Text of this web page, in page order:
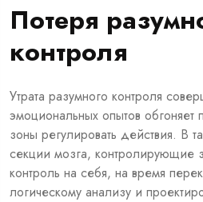
Потеря
контроля
Утрата разумного контроля
эмоциональных опытов обгоняет
зоны регулировать действия. В
секции мозга, контролирующие
контроль на себя, на время
логическому анализу и